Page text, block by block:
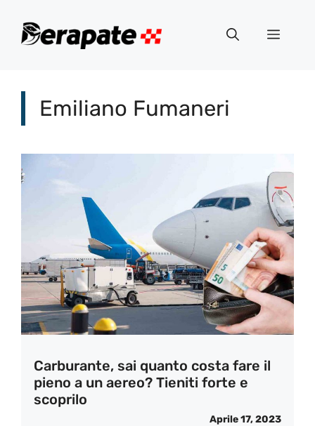
Menu
Emiliano Fumaneri
Carburante, sai quanto costa fare il
pieno a un aereo? Tieniti forte e
scoprilo
Aprile 17, 2023